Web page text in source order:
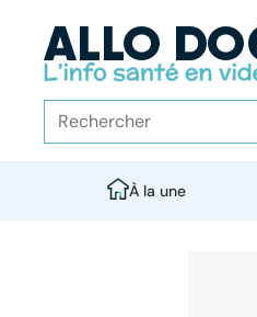
À la une